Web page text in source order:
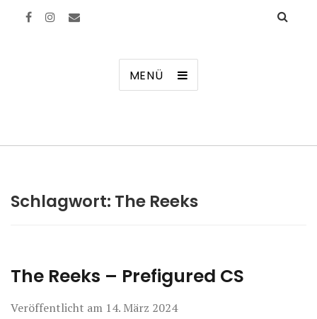
MENÜ
Schlagwort: The Reeks
The Reeks – Prefigured CS
Veröffentlicht am 14. März 2024